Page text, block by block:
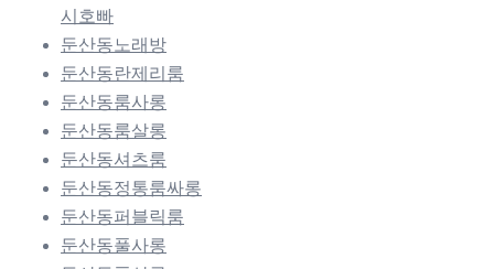
시호빠
둔산동노래방
둔산동란제리룸
둔산동룸사롱
둔산동룸살롱
둔산동셔츠룸
둔산동정통룸싸롱
둔산동퍼블릭룸
둔산동풀사롱